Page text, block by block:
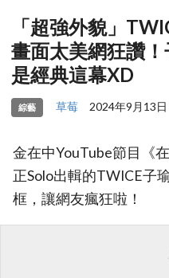
「超強外貌」
畫面太美網狂讚！
是經典這幕XD
綜藝 草莓 2024年9月13
金在中YouTube節目《
正Solo出輯的TWICE子
框，讓網友瘋狂啦！